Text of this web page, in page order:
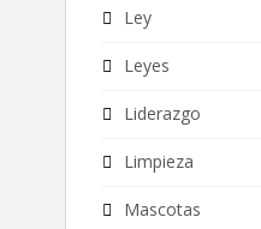
Ley
Leyes
Liderazgo
Limpieza
Mascotas